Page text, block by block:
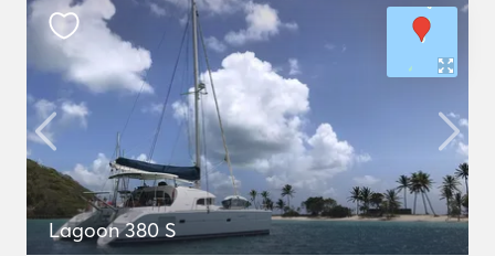
Lagoon 380 S